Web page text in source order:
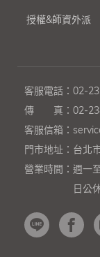
授權&師資外派
客服電話： 02-
傳 真： 02-
客服信箱：
門市地址： 台北
營業時間： 週一
日公